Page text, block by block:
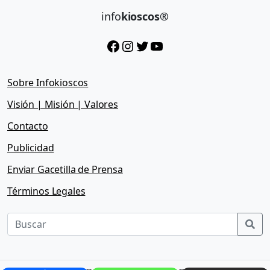
infokioscos®
Facebook InstagramTwitter YouTube
Sobre Infokioscos
Visión | Misión | Valores
Contacto
Publicidad
Enviar Gacetilla de Prensa
Términos Legales